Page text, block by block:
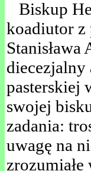
Biskup
koadiutor z
diecezjalny
pasterskiej
swojej
zadania:
uwagę na